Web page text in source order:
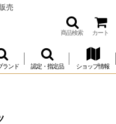
売
商品検索 カート
ランド 認定・指定品 ショップ情報